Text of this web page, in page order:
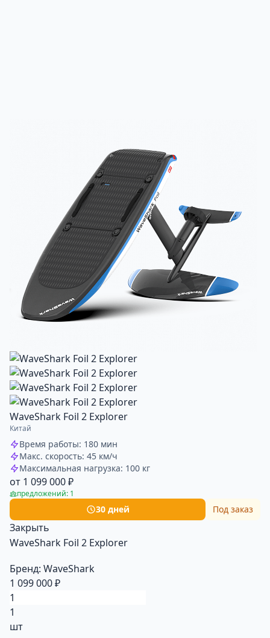
WaveShark Foil 2 Explorer
Китай
Время работы: 180 мин
Макс. скорость: 45 км/ч
Максимальная нагрузка: 100 кг
от 1 099 000 ₽
предложений: 1
30 дней Под заказ
Закрыть
WaveShark Foil 2 Explorer
Бренд: WaveShark
1 099 000 ₽
1
шт